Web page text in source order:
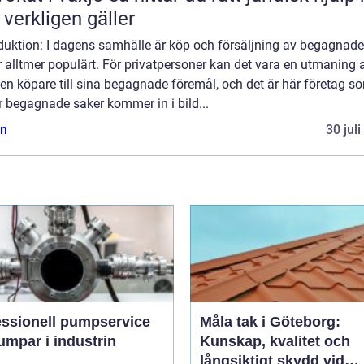
gäller
I dagens samhälle är köp och försäljning av begagnade
alltmer populärt. För privatpersoner kan det vara en utmaning
köpare till sina begagnade föremål, och det är här företag
begagnade saker kommer in i bild...
30 juli
pumpservice
i industrin
Måla tak i Göteborg:
Kunskap, kvalitet och